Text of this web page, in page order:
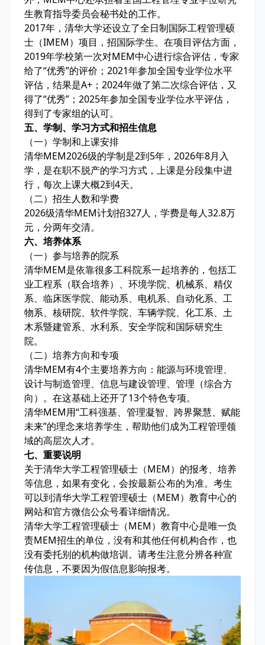
生教育指导委员会秘书处的工作。
2017年，清华大学还设立了全日制国际工程管理硕
士（IMEM）项目，招国际学生。在项目评估方面，
2019年学校第一次对MEM中心进行综合评估，专家
给了“优秀”的评价；2021年参加全国专业学位水平
评估，结果是A+；2024年做了第二次综合评估，又
得了“优秀”；2025年参加全国专业学位水平评估，
得到了专家组的认可。
五、学制、学习方式和招生信息
（一）学制和上课安排
清华MEM2026级的学制是2到5年，2026年8月入
学，是在职不脱产的学习方式，上课是分段集中进
行，每次上课大概2到4天。
（二）招生人数和学费
2026级清华MEM计划招327人，学费是每人32.8万
元，分两年交清。
六、培养体系
（一）参与培养的院系
清华MEM是依靠很多工科院系一起培养的，包括工
业工程系（联合培养）、环境学院、机械系、精仪
系、临床医学院、能动系、电机系、自动化系、工
物系、核研院、软件学院、车辆学院、化工系、土
木系暨建管系、水利系、安全学院和国际研究生
院。
（二）培养方向和专项
清华MEM有4个主要培养方向：能源与环境管理、
设计与制造管理、信息与建设管理、管理（综合方
向）。在这基础上还开了13个特色专项。
清华MEM用“工科强基、管理凝智、跨界聚慧、赋能
未来”的理念来培养学生，帮助他们成为工程管理领
域的高层次人才。
七、重要说明
关于清华大学工程管理硕士（MEM）的报考、培养
等信息，如果有变化，会按最新公布的为准。考生
可以到清华大学工程管理硕士（MEM）教育中心的
网站和官方微信公众号看详细情况。
清华大学工程管理硕士（MEM）教育中心是唯一负
责MEM招生的单位，没有和其他任何机构合作，也
没有委托别的机构做培训。请考生注意分辨各种宣
传信息，不要因为假信息影响报考。